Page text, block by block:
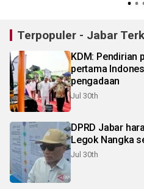
Terpopuler - Jabar
KDM: Pendirian
pertama
pengadaan
Jul 30th
DPRD Jabar
Legok Nangka
Jul 30th